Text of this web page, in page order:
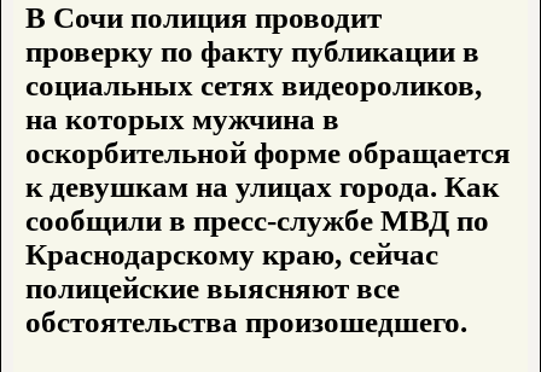
В Сочи полиция проводит
проверку по факту публикации в
социальных сетях видеороликов,
на которых мужчина в
оскорбительной форме обращается
к девушкам на улицах города. Как
сообщили в пресс-службе МВД по
Краснодарскому краю, сейчас
полицейские выясняют все
обстоятельства произошедшего.